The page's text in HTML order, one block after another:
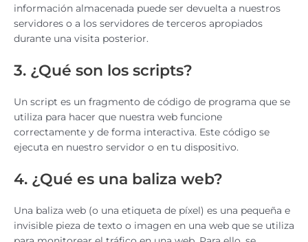
información almacenada puede ser devuelta a nuestros
servidores o a los servidores de terceros apropiados
durante una visita posterior.
3. ¿Qué son los scripts?
Un script es un fragmento de código de programa que se
utiliza para hacer que nuestra web funcione
correctamente y de forma interactiva. Este código se
ejecuta en nuestro servidor o en tu dispositivo.
4. ¿Qué es una baliza web?
Una baliza web (o una etiqueta de píxel) es una pequeña e
invisible pieza de texto o imagen en una web que se utiliza